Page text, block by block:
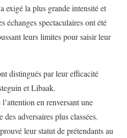
exigé la plus grande intensité et
échanges spectaculaires ont été
leurs limites pour saisir leur
distingués par leur efficacité
et Libaak.
en renversant une
adversaires plus classées.
leur statut de prétendants au